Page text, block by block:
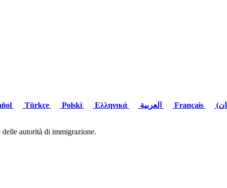
Türkçe Polski Ελληνικά Français
autorità di immigrazione.